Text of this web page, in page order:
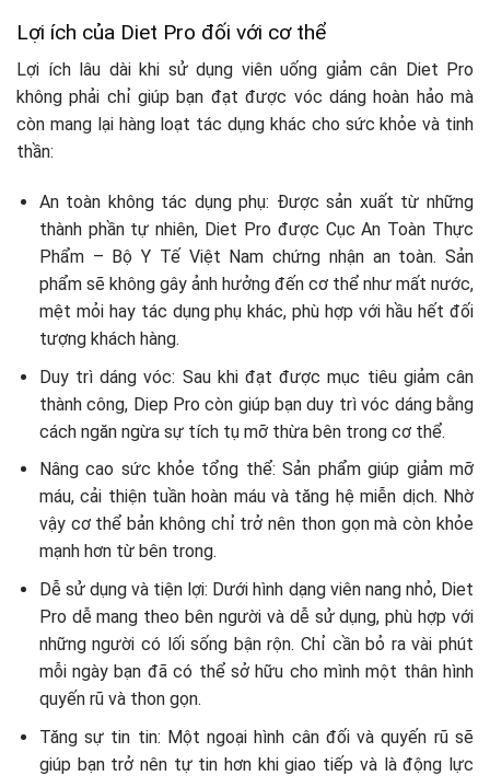
Lợi ích của Diet Pro đối với cơ thể
Lợi ích lâu dài khi sử dụng viên uống giảm cân Diet Pro
không phải chỉ giúp bạn đạt được vóc dáng hoàn hảo mà
còn mang lại hàng loạt tác dụng khác cho sức khỏe và tinh
thần:
An toàn không tác dụng phụ: Được sản xuất từ những
thành phần tự nhiên, Diet Pro được Cục An Toàn Thực
Phẩm – Bộ Y Tế Việt Nam chứng nhận an toàn. Sản
phẩm sẽ không gây ảnh hưởng đến cơ thể như mất nước,
mệt mỏi hay tác dụng phụ khác, phù hợp với hầu hết đối
tượng khách hàng.
Duy trì dáng vóc: Sau khi đạt được mục tiêu giảm cân
thành công, Diep Pro còn giúp bạn duy trì vóc dáng bằng
cách ngăn ngừa sự tích tụ mỡ thừa bên trong cơ thể.
Nâng cao sức khỏe tổng thể: Sản phẩm giúp giảm mỡ
máu, cải thiện tuần hoàn máu và tăng hệ miễn dịch. Nhờ
vậy cơ thể bản không chỉ trở nên thon gọn mà còn khỏe
mạnh hơn từ bên trong.
Dễ sử dụng và tiện lợi: Dưới hình dạng viên nang nhỏ, Diet
Pro dễ mang theo bên người và dễ sử dụng, phù hợp với
những người có lối sống bận rộn. Chỉ cần bỏ ra vài phút
mỗi ngày bạn đã có thể sở hữu cho mình một thân hình
quyến rũ và thon gọn.
Tăng sự tin tin: Một ngoại hình cân đối và quyến rũ sẽ
giúp bạn trở nên tự tin hơn khi giao tiếp và là động lực